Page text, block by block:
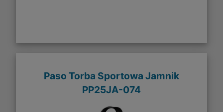
Paso Torba Sportowa Jamnik
PP25JA-074